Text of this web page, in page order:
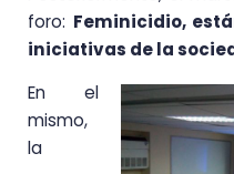
foro: Feminicidio,
iniciativas de la
En el
mismo,
la